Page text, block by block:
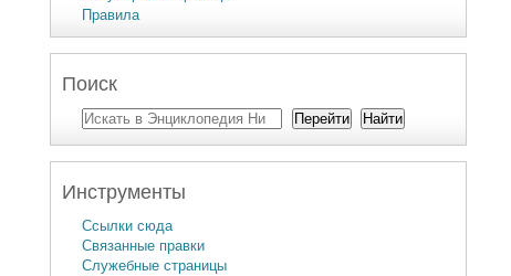
Правила
Поиск
Инструменты
Ссылки сюда
Связанные правки
Служебные страницы